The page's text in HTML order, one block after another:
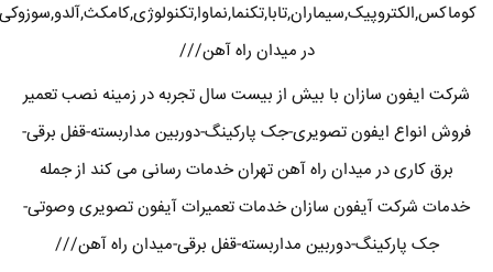
کوماکس,الکتروپیک,سیماران,تابا,تکنما,نماوا,تکنولوژی,کامکث,آلدو,سوزوکی
در میدان راه آهن///
شرکت ایفون سازان با بیش از بیست سال تجربه در زمینه نصب تعمیر
فروش انواع ایفون تصویری-جک پارکینگ-دوربین مداربسته-قفل برقی-
برق کاری در میدان راه آهن تهران خدمات رسانی می کند از جمله
خدمات شرکت آیفون سازان خدمات تعمیرات آیفون تصویری وصوتی-
جک پارکینگ-دوربین مداربسته-قفل برقی-میدان راه آهن///